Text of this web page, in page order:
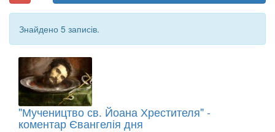
Знайдено 5 записів.
"Мучеництво св. Йоана Хрестителя" -
коментар Євангелія дня